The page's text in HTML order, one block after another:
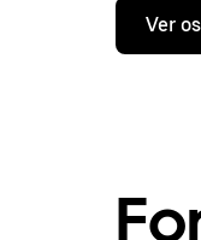
Prima
tecla
Ver